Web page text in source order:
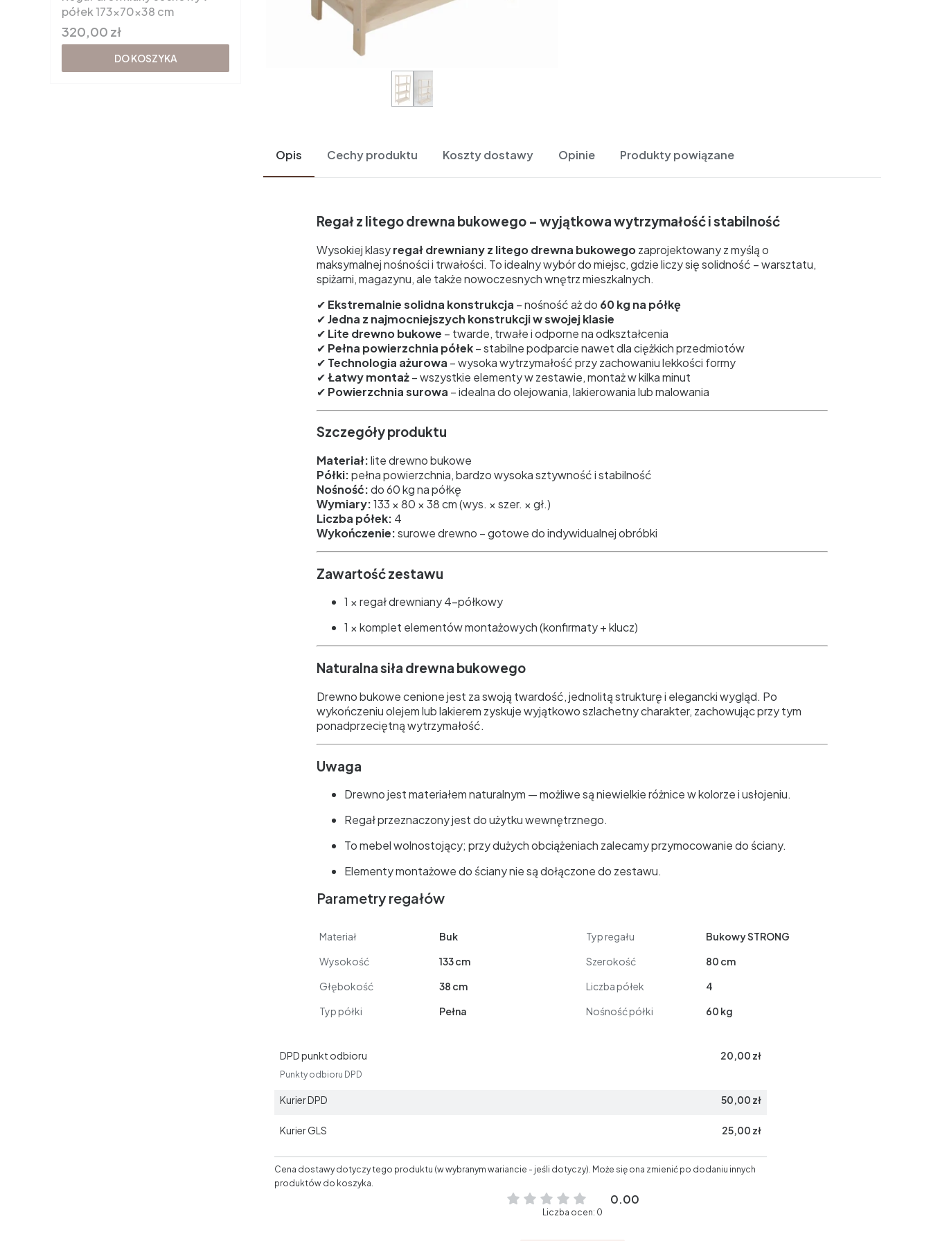
półek 173x70x38 cm
Cena
320,00 zł
DO KOSZYKA
Opis Cechy produktu Koszty dostawy Opinie Produkty powiązane
Regał z litego drewna bukowego – wyjątkowa wytrzymałość i stabilność
Wysokiej klasyregał drewniany z litego drewna bukowegozaprojektowany z myślą o
maksymalnej nośności i trwałości. To idealny wybór do miejsc, gdzie liczy się solidność – warsztatu,
spiżarni, magazynu, ale także nowoczesnych wnętrz mieszkalnych.
✔ Ekstremalnie solidna konstrukcja – nośność aż do 60 kg na półkę
✔Jedna z najmocniejszych konstrukcji w swojej klasie
✔ Lite drewno bukowe – twarde, trwałe i odporne na odkształcenia
✔ Pełna powierzchnia półek– stabilne podparcie nawet dla ciężkich przedmiotów
✔ Technologia ażurowa – wysoka wytrzymałość przy zachowaniu lekkości formy
✔Łatwy montaż– wszystkie elementy w zestawie, montaż w kilka minut
✔ Powierzchnia surowa – idealna do olejowania, lakierowania lub malowania
Szczegóły produktu
Materiał:lite drewno bukowe
Półki:pełna powierzchnia, bardzo wysoka sztywność i stabilność
Nośność:do 60 kg na półkę
Wymiary:133 × 80 × 38 cm (wys. × szer. × gł.)
Liczba półek: 4
Wykończenie:surowe drewno – gotowe do indywidualnej obróbki
Zawartość zestawu
1 × regał drewniany 4-półkowy
1 × komplet elementów montażowych (konfirmaty + klucz)
Naturalna siła drewna bukowego
Drewno bukowe cenione jest za swoją twardość, jednolitą strukturę i elegancki wygląd. Po
wykończeniu olejem lub lakierem zyskuje wyjątkowo szlachetny charakter, zachowując przy tym
ponadprzeciętną wytrzymałość.
Uwaga
Drewno jest materiałem naturalnym — możliwe są niewielkie różnice w kolorze i usłojeniu.
Regał przeznaczony jest do użytku wewnętrznego.
To mebel wolnostojący; przy dużych obciążeniach zalecamy przymocowanie do ściany.
Elementy montażowe do ściany nie są dołączone do zestawu.
Parametry regałów
Materiał Buk Typ regału
Bukowy STRONG
Wysokość
133 cm Szerokość
80 cm
Głębokość
38 cm Liczba półek
4
Typ półki
Pełna Nośność półki 60 kg
DPD punkt odbioru 20,00 zł
Punkty odbioru DPD
Kurier DPD 50,00 zł
Kurier GLS 25,00 zł
Cena dostawy dotyczy tego produktu (w wybranym wariancie - jeśli dotyczy). Może się ona zmienić po dodaniu innych
produktów do koszyka.
0.00
Liczba ocen: 0